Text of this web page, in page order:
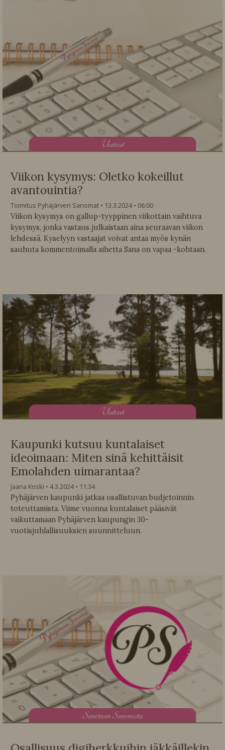
Uutiset
Viikon kysymys: Oletko kokeillut
avantouintia?
Toimitus Pyhäjärven Sanomat 13.3.2024
06:00
Viikon kysymys on gallup-tyyppinen viikottain vaihtuva
kysymys, jonka vastaus julkaistaan aina seuraavan viikon
lehdessä. Kyselyyn vastaajat voivat antaa myös kynän
sauhuta kommentoimalla aihetta Sana on vapaa -kohtaan.
Uutiset
Kaupunki kutsuu kuntalaiset
ideoimaan: Miten sinä kehittäisit
Emolahden uimarantaa?
Jaana Koski 4.3.2024
11:34
Pyhäjärven kaupunki jatkaa osallistuvan budjetoinnin
toteuttamista. Viime vuonna kuntalaiset pääsivät
vaikuttamaan Pyhäjärven kaupungin 30-
vuotisjuhlallisuuksien suunnitteluun.
Sanotaan Sanomista